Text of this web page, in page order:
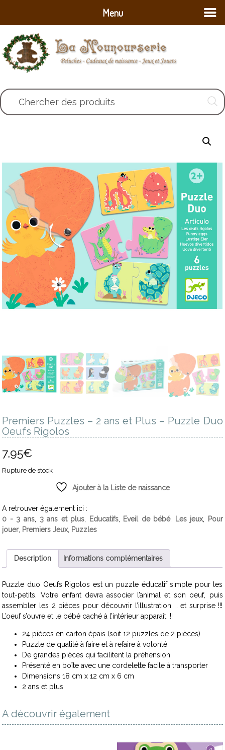
Chercher des produits
Premiers Puzzles – 2 ans et Plus – Puzzle Duo
Oeufs Rigolos
7,95€
Rupture de stock
Ajouter à la Liste de naissance
A retrouver également ici :
0 - 3 ans, 3 ans et plus Educatifs, Eveil de bébé, Les jeux,
Pour
jouer, Premiers Jeux, Puzzles
Description Informations complémentaires
Puzzle duo Oeufs Rigolos est un puzzle éducatif simple pour les
tout-petits. Votre enfant devra associer l’animal et son oeuf, puis
assembler les 2 pièces pour découvrir l’illustration … et surprise !!!
L’oeuf s’ouvre et le bébé caché à l’intérieur apparaît !!!
24 pièces en carton épais (soit 12 puzzles de 2 pièces)
Puzzle de qualité à faire et à refaire à volonté
De grandes pièces qui facilitent la préhension
Présenté en boîte avec une cordelette facile à transporter
Dimensions 18 cm x 12 cm x 6 cm
2 ans et plus
A découvrir également
Menu